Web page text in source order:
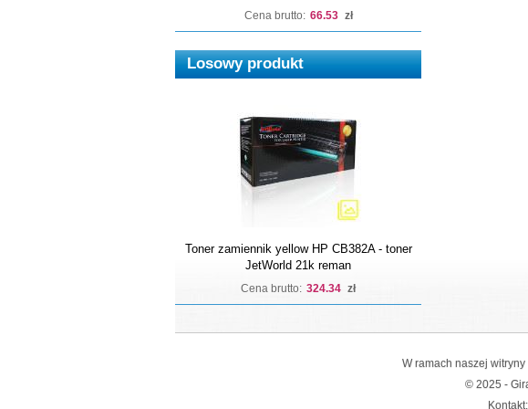
Cena brutto: 66.53 zł
Losowy produkt
Toner zamiennik yellow HP CB382A - toner
JetWorld 21k reman
Cena brutto: 324.34 zł
W ramach naszej
© 2025 -
Kontakt: